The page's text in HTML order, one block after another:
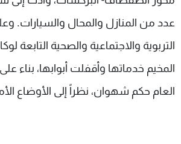
عدد من المنازل والمحال والسيارات.
التربوية والاجتماعية والصحية التابعة
المخيم خدماتها وأقفلت أبوابها، بناء
العام حكم شهوان، نظراً إلى الأوضاع